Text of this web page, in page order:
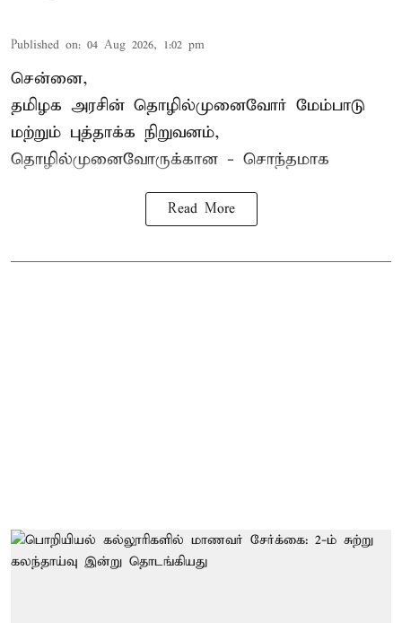
Published on: 04 Aug 2026, 1:02 pm
சென்னை,
தமிழக அரசின் தொழில்முனைவோர் மேம்பாடு
மற்றும் புத்தாக்க நிறுவனம்,
தொழில்முனைவோருக்கான - சொந்தமாக
Read More